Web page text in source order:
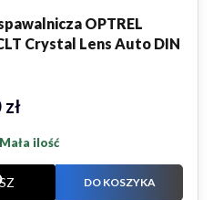
OPTREL
Crystal Lens Auto DIN
ilość
DO KOSZYKA